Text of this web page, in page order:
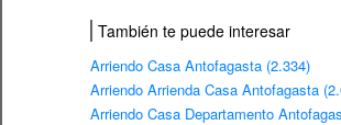
También te puede interesar
Arriendo Casa Antofagasta (2.334)
Arriendo Arrienda Casa Antofagasta
Arriendo Casa Departamento